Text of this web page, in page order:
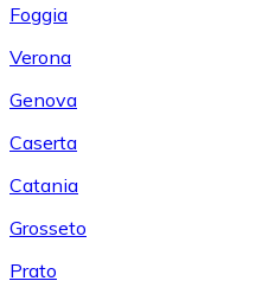
Foggia
Verona
Genova
Caserta
Catania
Grosseto
Prato